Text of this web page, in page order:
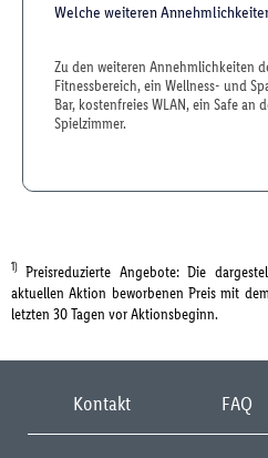
Welche weiteren
Zu den weiteren Annehmlichkeiten
Fitnessbereich, ein Wellness- und
Bar, kostenfreies WLAN, ein Safe an
Spielzimmer.
1) Preisreduzierte Angebote: Die
aktuellen Aktion beworbenen Preis mit
letzten 30 Tagen vor Aktionsbeginn.
Kontakt FAQ